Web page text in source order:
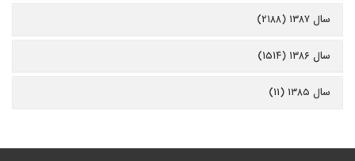
سال ۱۳۸۷ (۲۱۸۸)
سال ۱۳۸۶ (۱۵۱۴)
سال ۱۳۸۵ (۱۱)